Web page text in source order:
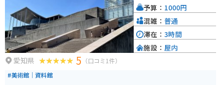
愛知県 5 （口コミ1件）
#美術館｜資料館
予算： 1000円
混雑： 普通
滞在： 3時間
施設： 屋内